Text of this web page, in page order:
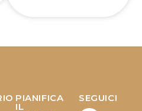
PIANIFICA
IL
SEGUICI
F
I
Y